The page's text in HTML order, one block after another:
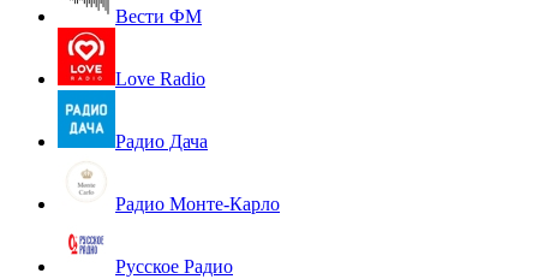
Вести ФМ
Love Radio
Радио Дача
Радио Монте-Карло
Русское Радио